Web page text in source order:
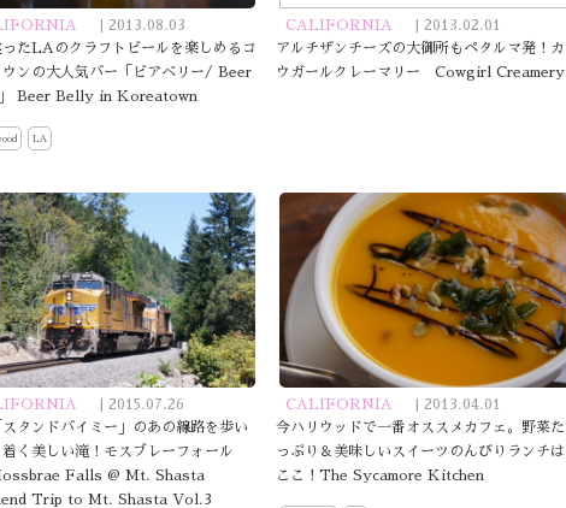
| 2013.08.03
ったLAのクラフトビールを楽しめるコ
ウンの大人気バー「ビアベリー/ Beer
Beer Belly in Koreatown
LA
CALIFORNIA
| 2013.02.01
アルチザンチーズの大御所もペタルマ発！カ
ウガールクレーマリー Cowgirl Creamery
| 2015.07.26
スタンドバイミー」のあの線路を歩い
着く美しい滝！モスブレーフォール
Falls @ Mt. Shasta
Trip to Mt. Shasta Vol.3
CALIFORNIA
| 2013.04.01
今ハリウッドで一番オススメカフェ。野菜た
っぷり＆美味しいスイーツのんびりランチは
ここ！The Sycamore Kitchen